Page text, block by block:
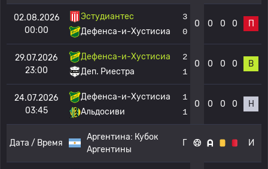
02.08.2026
00:00
Эстудиантес
Дефенса-и-Хустисиа
3
0
0 0 0 0 П
29.07.2026
23:00
Дефенса-и-Хустисиа
Деп. Риестра
2
1
0 0 0 0 В
24.07.2026
03:45
Дефенса-и-Хустисиа
Альдосиви
1
1
0 0 0 0 Н
Дата / Время
Аргентина: Кубок
Аргентины
Г И